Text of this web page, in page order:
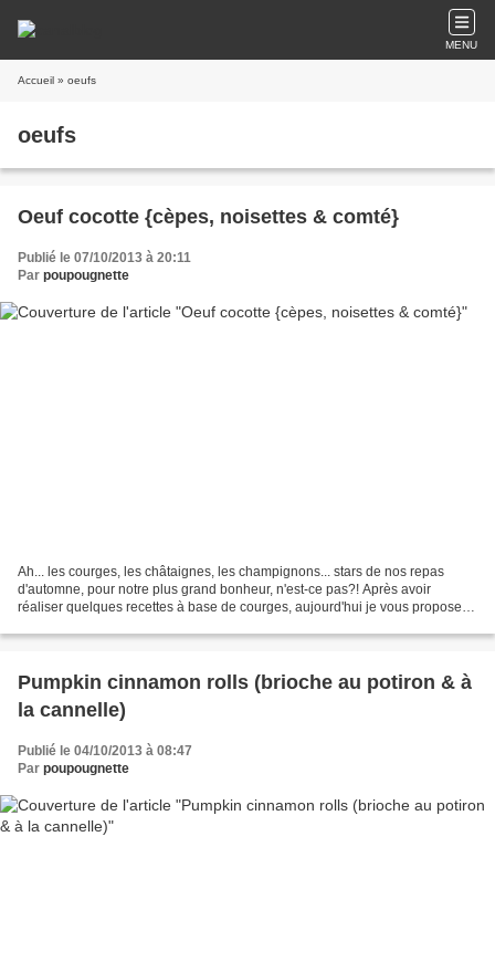
MENU
Accueil » oeufs
oeufs
Oeuf cocotte {cèpes, noisettes & comté}
Publié le 07/10/2013 à 20:11
Par poupougnette
Ah... les courges, les châtaignes, les champignons... stars de nos repas
d'automne, pour notre plus grand bonheur, n'est-ce pas?! Après avoir
réaliser quelques recettes à base de courges, aujourd'hui je vous propose
Pumpkin cinnamon rolls (brioche au potiron & à
la cannelle)
Publié le 04/10/2013 à 08:47
Par poupougnette